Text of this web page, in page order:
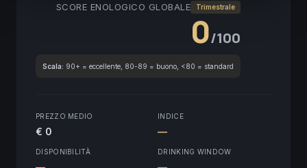
SCORE ENOLOGICO GLOBALE
Trimestrale
0/100
Scala: 90+ = eccellente, 80-89 = buono, <80 = standard
PREZZO MEDIO
€ 0
INDICE
—
DISPONIBILITÀ DRINKING WINDOW